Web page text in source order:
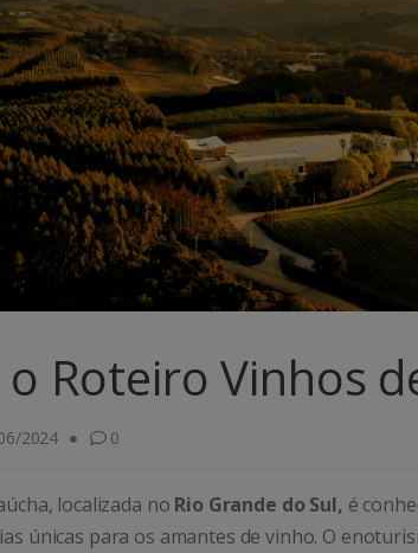
Roteiro Vinhos
2024 0
localizada no Rio Grande do Sul, é
únicas para os amantes de vinho. O